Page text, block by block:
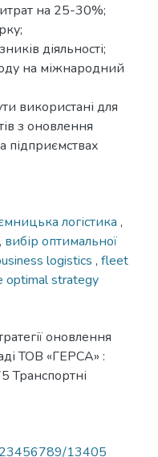
на 25-30%;
діяльності;
на міжнародний
використані для
з оновлення
підприємствах
логістика ,
, вибір оптимальної
logistics , fleet
optimal strategy
оновлення
ТОВ «ГЕРСА» :
Транспортні
13405